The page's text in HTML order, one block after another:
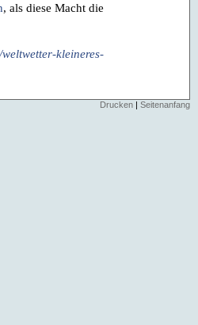
, als diese Macht die
kleineres-
Drucken | Seitenanfang